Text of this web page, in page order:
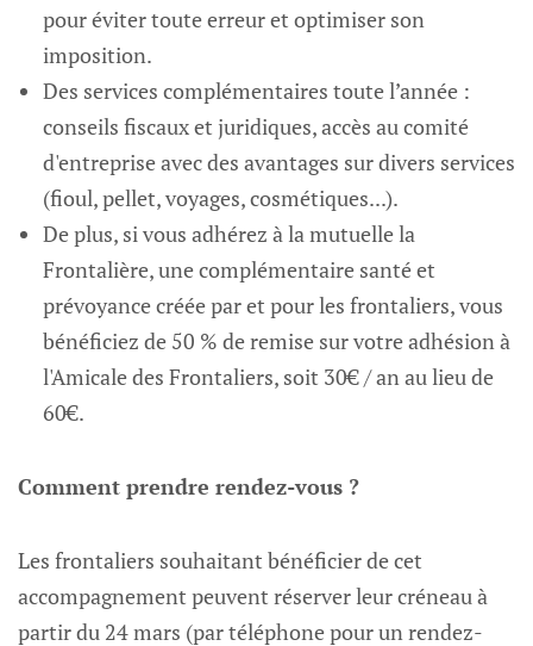
pour éviter toute erreur et optimiser son
imposition.
Des services complémentaires toute l’année :
conseils fiscaux et juridiques, accès au comité
d'entreprise avec des avantages sur divers services
(fioul, pellet, voyages, cosmétiques...).
De plus, si vous adhérez à la mutuelle la
Frontalière, une complémentaire santé et
prévoyance créée par et pour les frontaliers, vous
bénéficiez de 50 % de remise sur votre adhésion à
l'Amicale des Frontaliers, soit 30€ / an au lieu de
60€.
Comment prendre rendez-vous ?
Les frontaliers souhaitant bénéficier de cet
accompagnement peuvent réserver leur créneau à
partir du 24 mars (par téléphone pour un rendez-